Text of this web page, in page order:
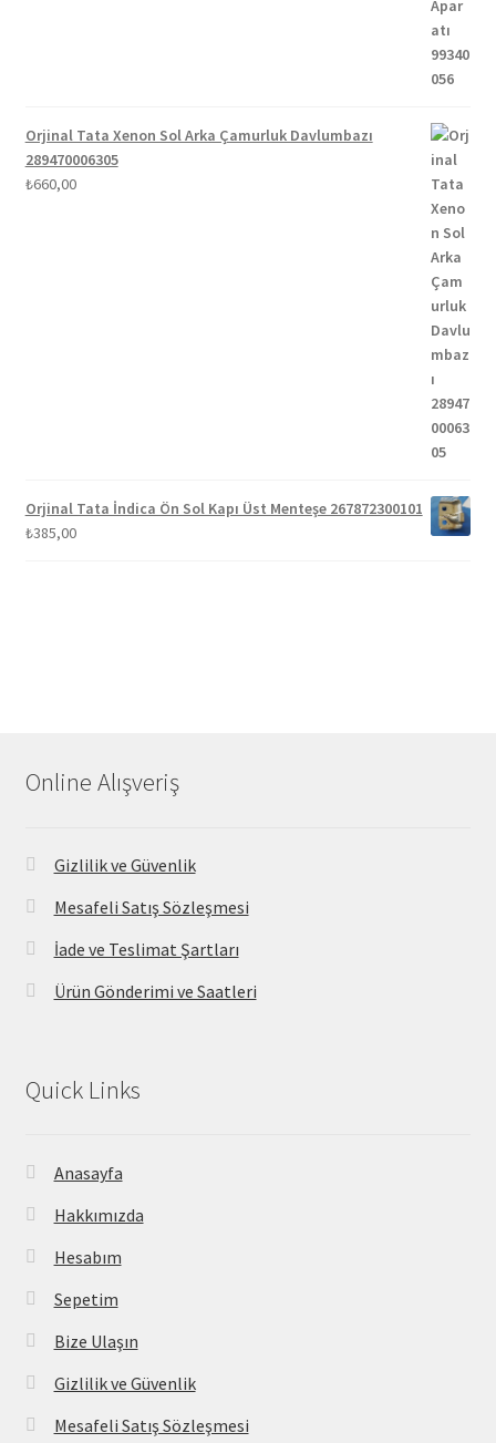
Orjinal Tata Xenon Sol Arka Çamurluk Davlumbazı
289470006305
₺660,00
Orjinal Tata İndica Ön Sol Kapı Üst Menteşe 267872300101
₺385,00
Online Alışveriş
Gizlilik ve Güvenlik
Mesafeli Satış Sözleşmesi
İade ve Teslimat Şartları
Ürün Gönderimi ve Saatleri
Quick Links
Anasayfa
Hakkımızda
Hesabım
Sepetim
Bize Ulaşın
Gizlilik ve Güvenlik
Mesafeli Satış Sözleşmesi